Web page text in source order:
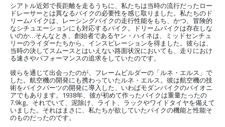
シアトル近郊で長距離を走るうちに、私たちは当時の流行だったロー
ドレーサーとは異なるバイクの必要性を感じ取りました。私たちのド
リームバイクは、レーシングバイクの走行性能をもち、かつ、冒険的
なシチュエーションにも対応するバイク。ドリームバイクは存在しな
いのか…そんなとき、創始者であるヤン・ハイネは、ミッドセンチュ
リーのライダーたちから、インスピレーションを得ました。彼らは、
当時の決してスムースとはいえない路面状況においても、走りにおけ
る速さやパフォーマンスの追求をしていたのです。
彼らを通じて出会ったのが、フレームビルダーの「ルネ・エルス」で
した。航空機の開発にも携わっていたルネ・エルス。彼は航空機の技
術をバイクパーツの開発に導入した、いわばモダンバイクのパイオニ
アでもあります。1938年、彼が初めて作ったバイクは重量たったの
7.9kg。それでいて、泥除け、ライト、ラックやワイドタイヤを備えて
いました。それはまさに、私たちが欲していたバイクの機能と性能そ
のものだったのです。